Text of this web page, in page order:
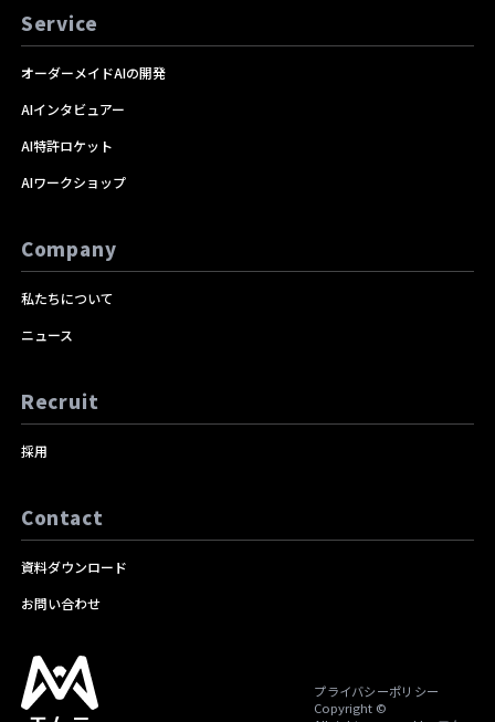
Service
オーダーメイドAIの開発
AIインタビュアー
AI特許ロケット
AIワークショップ
Company
私たちについて
ニュース
Recruit
採用
Contact
資料ダウンロード
お問い合わせ
Copyright ©
プライバシーポリシー